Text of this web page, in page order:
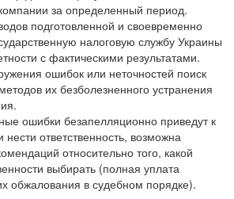
за определенный период.
подготовленной и своевременно
налоговую службу Украины
с фактическими результатами.
ошибок или неточностей поиск
их безболезненного устранения
ошибки безапелляционно приведут к
нести ответственность, возможна
относительно того, какой
выбирать (полная уплата
обжалования в судебном порядке).